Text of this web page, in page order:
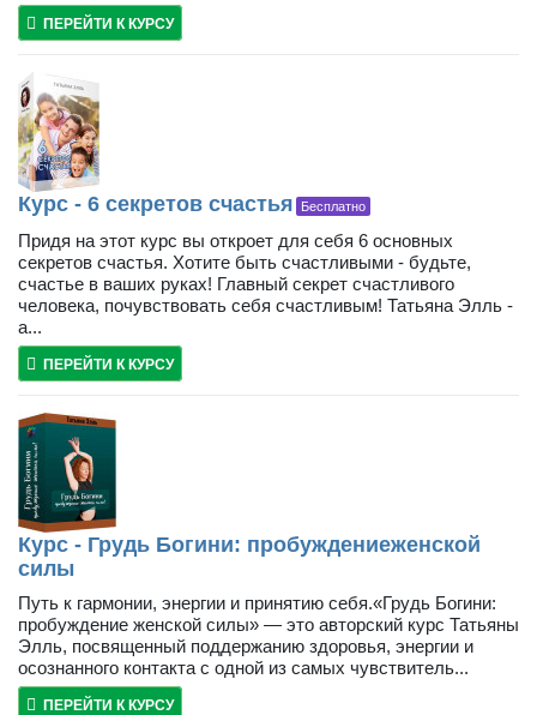
ПЕРЕЙТИ К КУРСУ
Курс - 6 секретов счастья Бесплатно
Придя на этот курс вы откроет для себя 6 основных
секретов счастья. Хотите быть счастливыми - будьте,
счастье в ваших руках! Главный секрет счастливого
человека, почувствовать себя счастливым! Татьяна Элль -
а...
ПЕРЕЙТИ К КУРСУ
Курс - Грудь Богини: пробуждениеженской
силы
Путь к гармонии, энергии и принятию себя.«Грудь Богини:
пробуждение женской силы» — это авторский курс Татьяны
Элль, посвященный поддержанию здоровья, энергии и
осознанного контакта с одной из самых чувствитель...
ПЕРЕЙТИ К КУРСУ